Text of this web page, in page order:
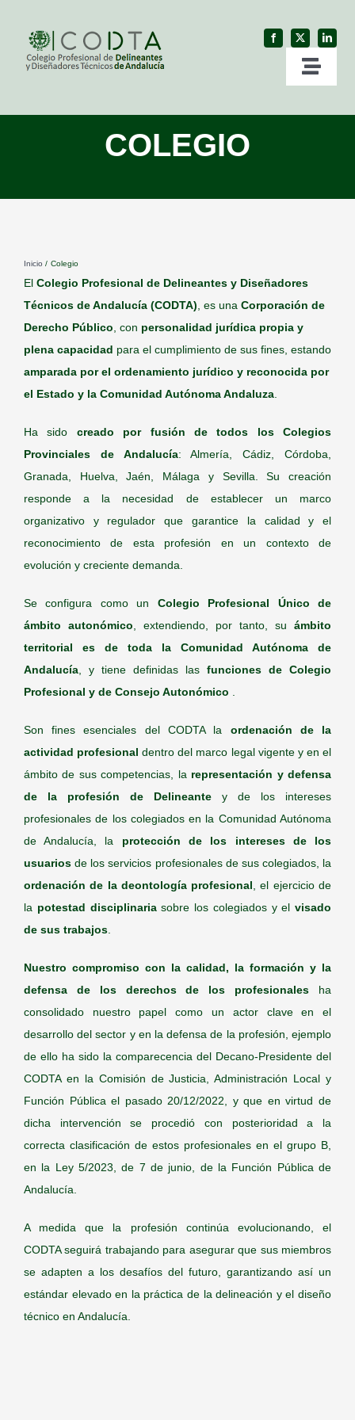
content
Toggle
Ventanilla Única
COLEGIO
Inicio Colegio
El Colegio Profesional de Delineantes y Diseñadores
Técnicos de Andalucía (CODTA) , esuna Corporación de
Derecho Público , con personalidad jurídica propia y
plena capacidad para el cumplimiento de sus fines, estando
amparada por el ordenamiento jurídico yreconocida por
el Estado y la Comunidad Autónoma Andaluza.
Ha sido creado por fusión de todos los Colegios
Provinciales de Andalucía: Almería, Cádiz, Córdoba,
Granada, Huelva, Jaén, Málaga y Sevilla. Su creación
responde a la necesidad de establecer un marco
organizativo y regulador que garantice la calidad y el
reconocimiento de esta profesión en un contexto de
evolución y creciente demanda.
Se configura como un Colegio Profesional Único de
ámbito autonómico , extendiendo, por tanto, suámbito
territorial es de toda la Comunidad Autónoma de
Andalucía, y tiene definidas lasfunciones de Colegio
Profesional y de Consejo Autonómico
Son fines esenciales del CODTA la ordenación de la
actividad profesionaldentro del marco legal vigente y en el
ámbito de sus competencias, la representación y defensa
de la profesión de Delineantey de los intereses
profesionales de los colegiados en la Comunidad Autónoma
de Andalucía, la protección de los intereses de los
usuariosde los servicios profesionales de sus colegiados, la
ordenación de la deontología profesional , el ejercicio de
la potestad disciplinariasobre los colegiados y elvisado
de sus trabajos.
Nuestro compromiso con la calidad, la formación y la
defensa de los derechos de los profesionales ha
consolidado nuestro papel como un actor clave en el
desarrollo del sector y en la defensa de la profesión, ejemplo
de ello ha sido la comparecencia del Decano-Presidente del
CODTA en la Comisión de Justicia, Administración Local y
Función Pública el pasado 20/12/2022, y que en virtud de
dicha intervención se procedió con posterioridad a la
correcta clasificación de estos profesionales en el grupo B,
en la Ley 5/2023, de 7 de junio, de la Función Pública de
Andalucía.
A medida que la profesión continúa evolucionando, el
CODTA seguirá trabajando para asegurar que sus miembros
se adapten a los desafíos del futuro, garantizando así un
estándar elevado en la práctica de la delineación y el diseño
técnico en Andalucía.